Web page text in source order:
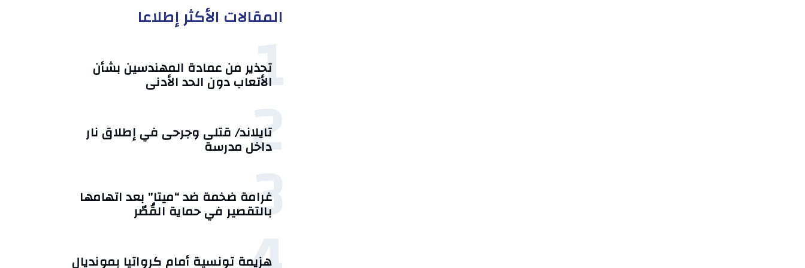
المقالات الأكثر إطلاعا
1
تحذير من عمادة المهندسين بشأن
الأتعاب دون الحد الأدنى
2
تايلاند/ قتلى وجرحى في إطلاق نار
داخل مدرسة
3
غرامة ضخمة ضد “ميتا” بعد اتهامها
بالتقصير في حماية القُصّر
هزيمة تونسية أمام كرواتيا بمونديال